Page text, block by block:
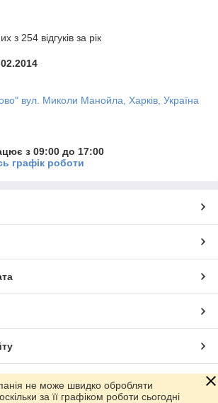
з 254 відгуків за рік
вул. Миколи Манойла, Харків, Україна
з 09:00 до 17:00
графік роботи
маркетплейсіProm.ua
не може швидко обробляти
за її графіком роботи сьогодні